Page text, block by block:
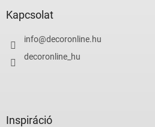
Kapcsolat
info@decoronline.hu
decoronline_hu
Inspiráció